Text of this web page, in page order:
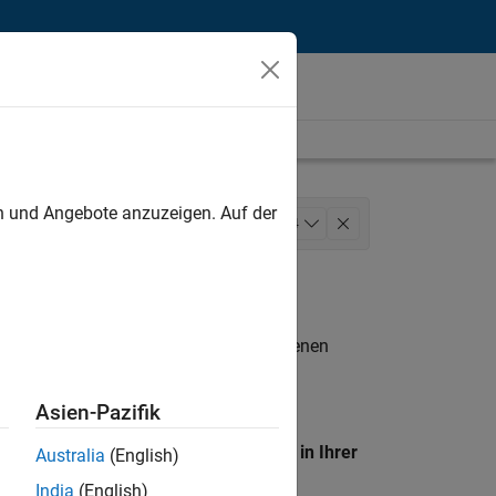
Release Engineering 4
. Wenn Sie noch immer keine offenen
unseres
Standort, um alle Stellenangebote in Ihrer
Angebote anzuzeigen. Auf der
Asien-Pazifik
Australia (English)
India (English)